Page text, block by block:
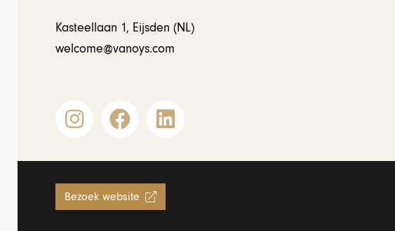
Kasteellaan 1, Eijsden (NL)
welcome@vanoys.com
Bezoek website